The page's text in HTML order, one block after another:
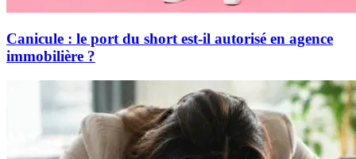
Canicule : le port du short est-il autorisé en agence
immobilière ?